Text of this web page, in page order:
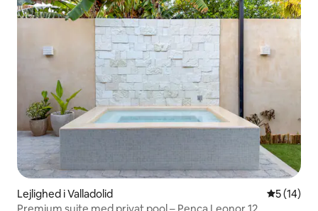
Lejlighed i Valladolid 5 ud af 5 i
5 (14)
Premium suite med privat pool – Penca Leonor 12